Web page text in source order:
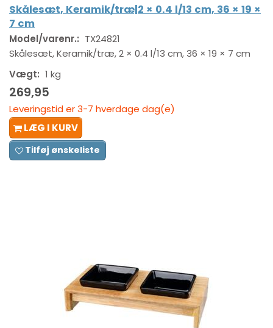
Skålesæt, Keramik/træ|2 × 0.4 l/13 cm, 36 × 19 ×
7 cm
Model/varenr.: TX24821
Skålesæt, Keramik/træ, 2 × 0.4 l/13 cm, 36 × 19 × 7 cm
Vægt: 1 kg
269,95
Leveringstid er 3-7 hverdage dag(e)
LÆG I KURV
Tilføj ønskeliste